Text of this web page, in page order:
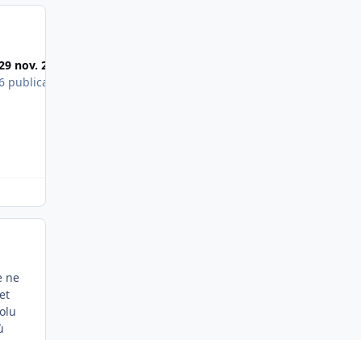
nov. 2017
publications
ne